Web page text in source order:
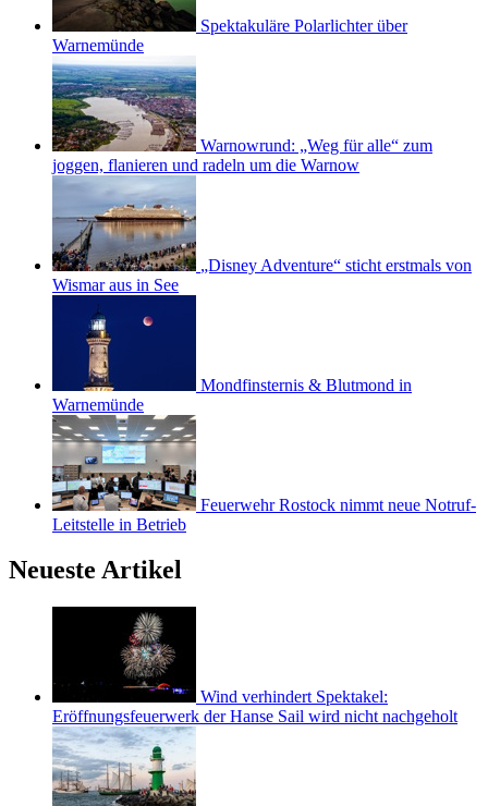
Spektakuläre Polarlichter über
Warnemünde
Warnowrund: „Weg für alle“ zum
joggen, flanieren und radeln um die Warnow
„Disney Adventure“ sticht erstmals von
Wismar aus in See
Mondfinsternis & Blutmond in
Warnemünde
Feuerwehr Rostock nimmt neue Notruf-
Leitstelle in Betrieb
Neueste Artikel
Wind verhindert Spektakel:
Eröffnungsfeuerwerk der Hanse Sail wird nicht nachgeholt